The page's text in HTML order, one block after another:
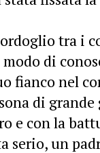
tra i
di
fianco nel
di
e con la
serio, un